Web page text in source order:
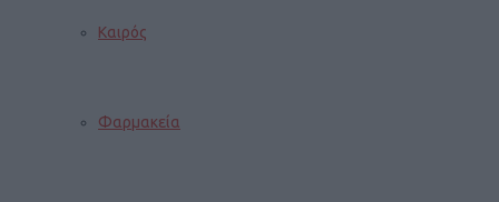
Καιρός
Φαρμακεία